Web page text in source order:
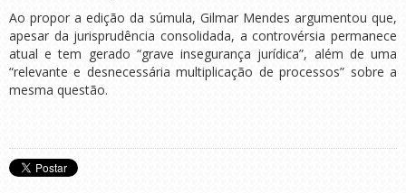
Ao propor a edição da súmula, Gilmar Mendes argumentou que,
apesar da jurisprudência consolidada, a controvérsia permanece
atual e tem gerado “grave insegurança jurídica”, além de uma
“relevante e desnecessária multiplicação de processos” sobre a
mesma questão.